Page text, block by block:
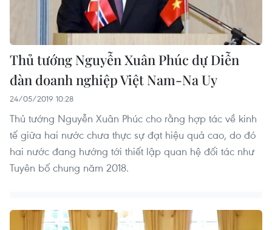
Thủ tướng Nguyễn Xuân Phúc dự Diễn
đàn doanh nghiệp Việt Nam-Na Uy
24/05/2019 10:28
Thủ tướng Nguyễn Xuân Phúc cho rằng hợp tác về kinh
tế giữa hai nước chưa thực sự đạt hiệu quả cao, do đó
hai nước đang hướng tới thiết lập quan hệ đối tác như
Tuyên bố chung năm 2018.